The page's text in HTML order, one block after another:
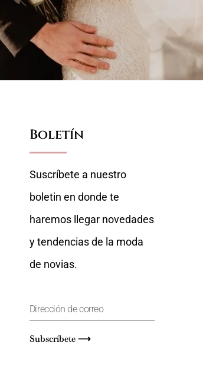
Boletín
Suscríbete a nuestro
boletin en donde te
haremos llegar novedades
y tendencias de la moda
de novias.
Subscríbete ⟶